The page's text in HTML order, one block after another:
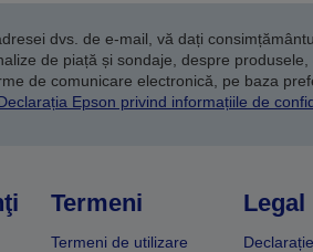
dvs. de e-mail, vă dați
de piață și sondaje, despre
de comunicare electronică, pe baza
Epson privind informațiile de
Termeni
Termeni de utilizare
Legal